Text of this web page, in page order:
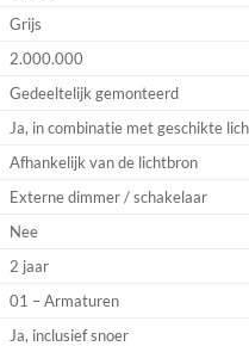
Grijs
2.000.000
Gedeeltelijk gemonteerd
Ja, in combinatie met geschikte
Afhankelijk van de lichtbron
Externe dimmer / schakelaar
Nee
2 jaar
01 – Armaturen
Ja, inclusief snoer